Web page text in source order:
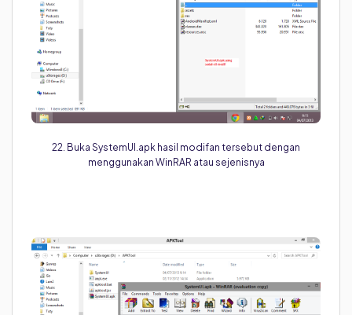
22. Buka SystemUI.apk hasil modifan tersebut dengan
menggunakan WinRAR atau sejenisnya